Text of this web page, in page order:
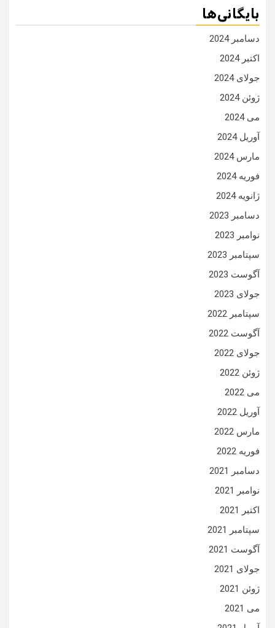
بایگانی‌ها
دسامبر 2024
اکتبر 2024
جولای 2024
ژوئن 2024
می 2024
آوریل 2024
مارس 2024
فوریه 2024
ژانویه 2024
دسامبر 2023
نوامبر 2023
سپتامبر 2023
آگوست 2023
جولای 2023
سپتامبر 2022
آگوست 2022
جولای 2022
ژوئن 2022
می 2022
آوریل 2022
مارس 2022
فوریه 2022
دسامبر 2021
نوامبر 2021
اکتبر 2021
سپتامبر 2021
آگوست 2021
جولای 2021
ژوئن 2021
می 2021